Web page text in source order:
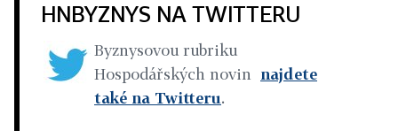
HNBYZNYS NA TWITTERU
Byznysovou rubriku
Hospodářských novin najdete
také na Twitteru.